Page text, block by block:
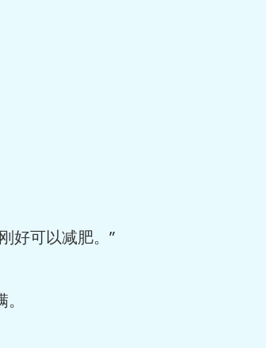
好可以减肥。”